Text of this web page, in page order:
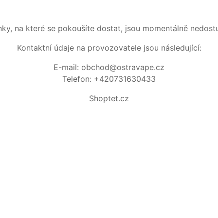
na které se pokoušíte dostat, jsou momentálně
Kontaktní údaje na provozovatele jsou následující:
E-mail: obchod@ostravape.cz
Telefon: +420731630433
Shoptet.cz